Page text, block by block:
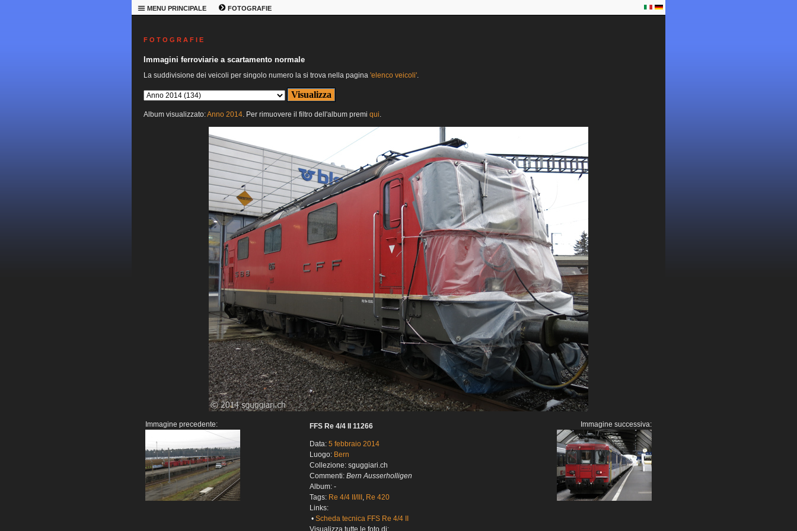
MENU PRINCIPALE FOTOGRAFIE
F O T O G R A F I E
Immagini ferroviarie a scartamento normale
La suddivisione dei veicoli per singolo numero la si trova nella pagina 'elenco veicoli'.
Album visualizzato:Anno 2014. Per rimuovere il filtro dell'album premi qui.
Immagine precedente: FFS Re 4/4 II 11266
Data: 5 febbraio 2014
Luogo: Bern
Collezione: sguggiari.ch
Commenti: Bern Ausserholligen
Album: -
Tags: Re 4/4 II/III , Re 420
Links:
• Scheda tecnica FFS Re 4/4 II
Immagine successiva: